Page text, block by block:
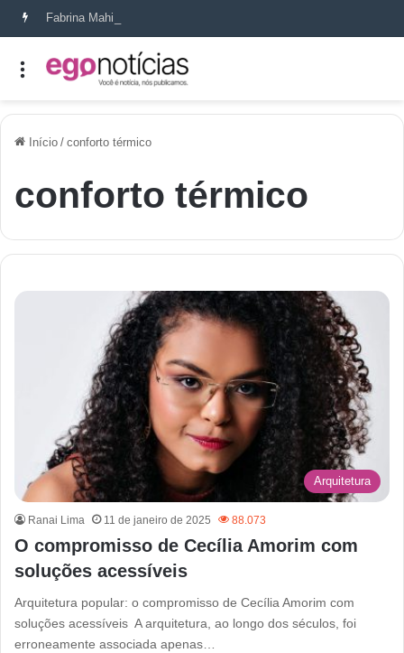
Fabrina Mahin e a arte de reconstruir confiança
Início / conforto térmico
conforto térmico
Arquitetura
Ranai Lima 11 de janeiro de 2025 88.073
O compromisso de Cecília Amorim com
soluções acessíveis
Arquitetura popular: o compromisso de Cecília Amorim com
soluções acessíveis A arquitetura, ao longo dos séculos, foi
erroneamente associada apenas…